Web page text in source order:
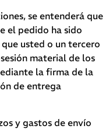
se entenderá que
el pedido ha sido
usted o un tercero
material de los
la firma de la
de entrega
y gastos de envío